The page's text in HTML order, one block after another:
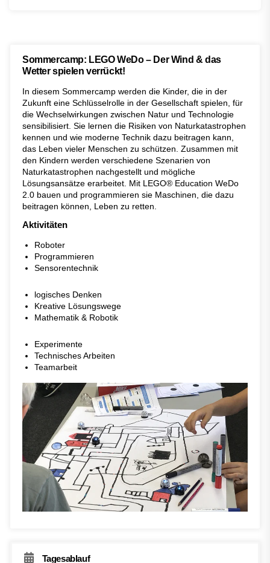
Sommercamp: LEGO WeDo – Der Wind & das
Wetter spielen verrückt!
In diesem Sommercamp werden die Kinder, die in der
Zukunft eine Schlüsselrolle in der Gesellschaft spielen, für
die Wechselwirkungen zwischen Natur und Technologie
sensibilisiert. Sie lernen die Risiken von Naturkatastrophen
kennen und wie moderne Technik dazu beitragen kann,
das Leben vieler Menschen zu schützen. Zusammen mit
den Kindern werden verschiedene Szenarien von
Naturkatastrophen nachgestellt und mögliche
Lösungsansätze erarbeitet. Mit LEGO® Education WeDo
2.0 bauen und programmieren sie Maschinen, die dazu
beitragen können, Leben zu retten.
Aktivitäten
Roboter
Programmieren
Sensorentechnik
logisches Denken
Kreative Lösungswege
Mathematik & Robotik
Experimente
Technisches Arbeiten
Teamarbeit
Tagesablauf